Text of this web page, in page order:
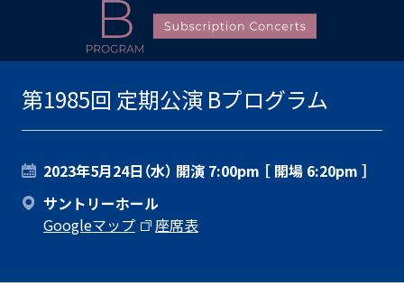
第1985回 定期公演 Bプログラム
2023年5月24日（水） 開演 7:00pm ［ 開場 6:20pm ］
サントリーホール
Googleマップ
座席表